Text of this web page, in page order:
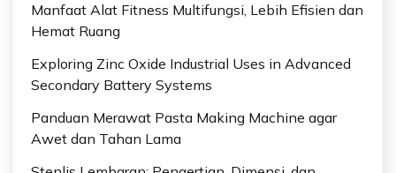
Manfaat Alat Fitness Multifungsi, Lebih Efisien dan
Hemat Ruang
Exploring Zinc Oxide Industrial Uses in Advanced
Secondary Battery Systems
Panduan Merawat Pasta Making Machine agar
Awet dan Tahan Lama